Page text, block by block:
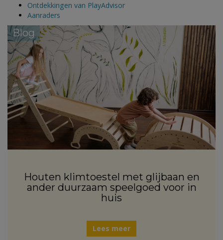
Ontdekkingen van PlayAdvisor
Aanraders
Blog
Houten klimtoestel met glijbaan en
ander duurzaam speelgoed voor in
huis
Lees meer